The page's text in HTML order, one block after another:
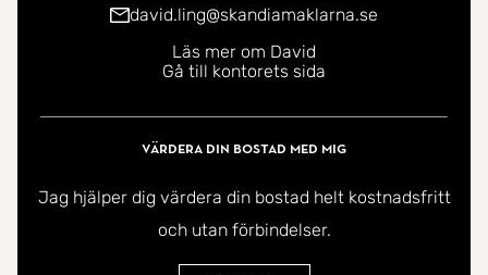
david.ling@skandiamaklarna.se
Läs mer om David
Gå till kontorets sida
Värdera din bostad med mig
Jag hjälper dig värdera din bostad helt kostnadsfritt
och utan förbindelser.